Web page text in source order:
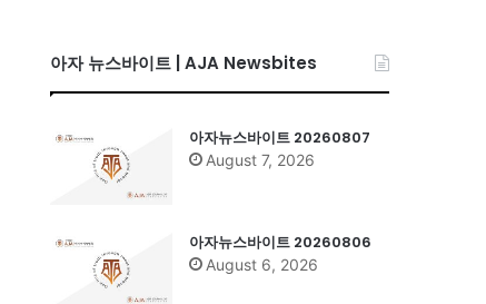
아자 뉴스바이트 | AJA Newsbites
아자뉴스바이트 20260807
August 7, 2026
아자뉴스바이트 20260806
August 6, 2026